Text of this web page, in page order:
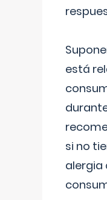
está
si no
alergia